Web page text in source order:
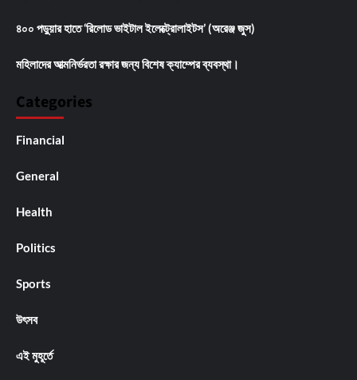
৪০০ পড়ুয়ার হাতে ‘রিলোড ভাইটাল ইলেক্ট্রোলাইটস’ (অরেঞ্জ জুস)
মহিলাদের আত্মনির্ভরতা রক্ষার জন্য বিশেষ ক্যাম্পের ব্যবস্থা।
Categories
Financial
General
Health
Politics
Sports
উৎসব
এই মুহূর্তে